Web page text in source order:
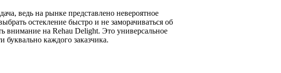
ведь на рынке представлено невероятное
остекление быстро и не заморачиваться об
внимание на Rehau Delight. Это универсальное
буквально каждого заказчика.